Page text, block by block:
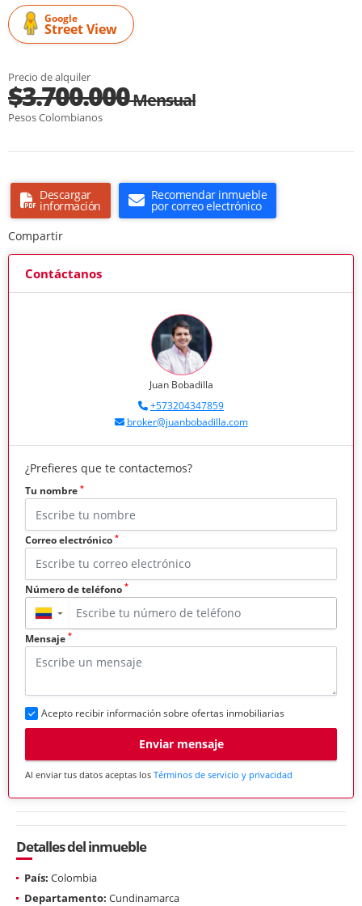
Google
Street View
Precio de alquiler
$3.700.000Mensual
Pesos Colombianos
Descargar
información
Recomendar inmueble
por correo electrónico
Compartir
Contáctanos
Juan Bobadilla
+573204347859
broker@juanbobadilla.com
¿Prefieres que te contactemos?
Tu nombre *
Correo electrónico *
Número de teléfono *
▼
Mensaje *
Acepto recibir información sobre ofertas inmobiliarias
Enviar mensaje
Al enviar tus datos aceptas los Términos de servicio y privacidad
Detalles del inmueble
País: Colombia
Departamento: Cundinamarca